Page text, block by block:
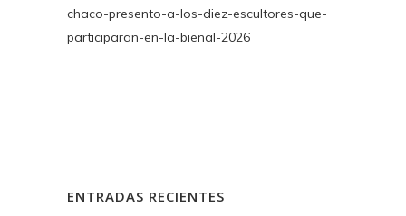
chaco-presento-a-los-diez-escultores-que-
participaran-en-la-bienal-2026
ENTRADAS RECIENTES